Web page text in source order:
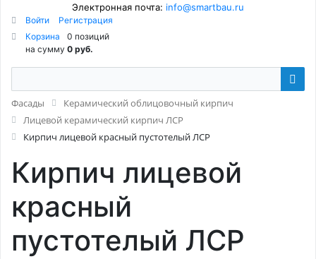
Электронная почта: info@smartbau.ru
Войти
Регистрация
Корзина
0 позиций
на сумму 0 руб.
Фасады
Керамический облицовочный кирпич
Лицевой керамический кирпич ЛСР
Кирпич лицевой красный пустотелый ЛСР
Кирпич лицевой
красный
пустотелый ЛСР